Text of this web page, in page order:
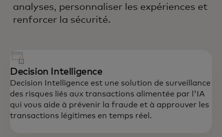
analyses, personnaliser les expériences et
renforcer la sécurité.
Decision Intelligence
Decision Intelligence est une solution de surveillance
des risques liés aux transactions alimentée par l'IA
qui vous aide à prévenir la fraude et à approuver les
transactions légitimes en temps réel.